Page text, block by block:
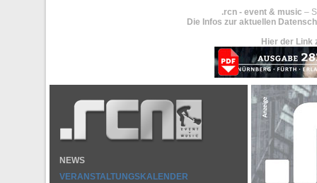
.rcn - event & music –
Die Infos zur aktuellen
Hier der Link
NEWS
VERANSTALTUNGSKALENDER